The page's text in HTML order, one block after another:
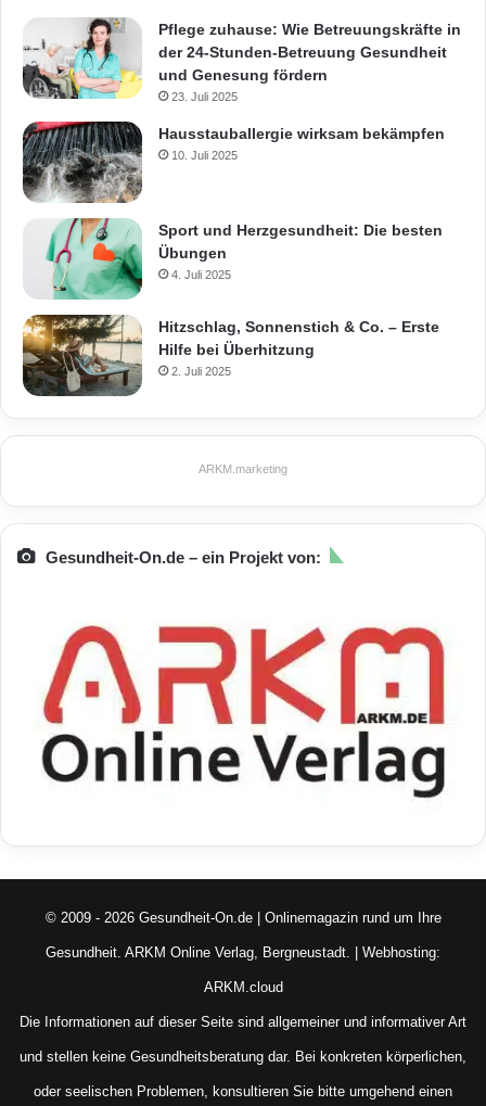
Pflege zuhause: Wie Betreuungskräfte in
der 24-Stunden-Betreuung Gesundheit
und Genesung fördern
23. Juli 2025
Hausstauballergie wirksam bekämpfen
10. Juli 2025
Sport und Herzgesundheit: Die besten
Übungen
4. Juli 2025
Hitzschlag, Sonnenstich & Co. – Erste
Hilfe bei Überhitzung
2. Juli 2025
ARKM.marketing
Gesundheit-On.de – ein Projekt von:
© 2009 - 2026 Gesundheit-On.de | Onlinemagazin rund um Ihre
Gesundheit. ARKM Online Verlag, Bergneustadt. | Webhosting:
ARKM.cloud
Die Informationen auf dieser Seite sind allgemeiner und informativer Art
und stellen keine Gesundheitsberatung dar. Bei konkreten körperlichen,
oder seelischen Problemen, konsultieren Sie bitte umgehend einen